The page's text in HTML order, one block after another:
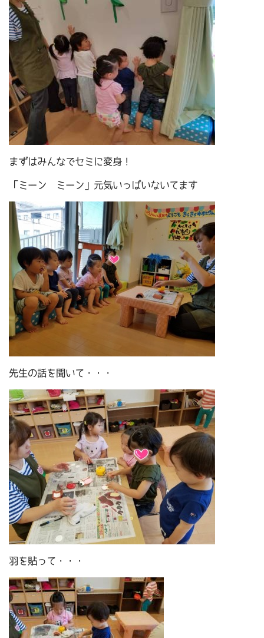
まずはみんなでセミに変身！
「ミーン ミーン」元気いっぱいないてます
先生の話を聞いて・・・
羽を貼って・・・